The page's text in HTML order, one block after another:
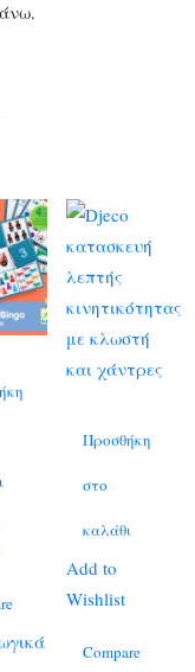
Προσθήκη
στο
καλάθι
Add to
Wishlist
Compare